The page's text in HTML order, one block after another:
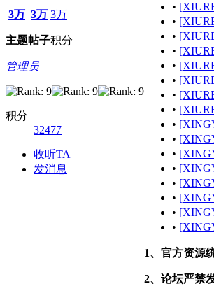
3万
主题
3万
帖子
3万
积分
管理员
积分
32477
收听TA
发消息
•
•
•
•
•
•
•
•
•
•
•
•
•
•
•
•
1、官方资源
2、论坛严禁